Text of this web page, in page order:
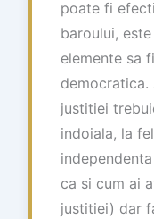
poate fi
baroului,
elemente sa
democratica.
justitiei
indoiala, la
ca si cum ai
justitiei) dar